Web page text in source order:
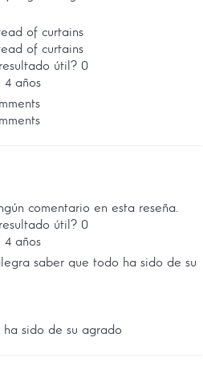
of curtains
of curtains
útil? 0
4 años
comentario en esta reseña.
útil? 0
4 años
saber que todo ha sido de su
sido de su agrado